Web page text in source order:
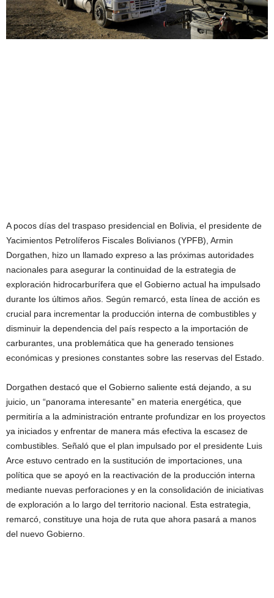
A pocos días del traspaso presidencial en Bolivia, el presidente de
Yacimientos Petrolíferos Fiscales Bolivianos (YPFB), Armin
Dorgathen, hizo un llamado expreso a las próximas autoridades
nacionales para asegurar la continuidad de la estrategia de
exploración hidrocarburífera que el Gobierno actual ha impulsado
durante los últimos años. Según remarcó, esta línea de acción es
crucial para incrementar la producción interna de combustibles y
disminuir la dependencia del país respecto a la importación de
carburantes, una problemática que ha generado tensiones
económicas y presiones constantes sobre las reservas del Estado.
Dorgathen destacó que el Gobierno saliente está dejando, a su
juicio, un “panorama interesante” en materia energética, que
permitiría a la administración entrante profundizar en los proyectos
ya iniciados y enfrentar de manera más efectiva la escasez de
combustibles. Señaló que el plan impulsado por el presidente Luis
Arce estuvo centrado en la sustitución de importaciones, una
política que se apoyó en la reactivación de la producción interna
mediante nuevas perforaciones y en la consolidación de iniciativas
de exploración a lo largo del territorio nacional. Esta estrategia,
remarcó, constituye una hoja de ruta que ahora pasará a manos
del nuevo Gobierno.